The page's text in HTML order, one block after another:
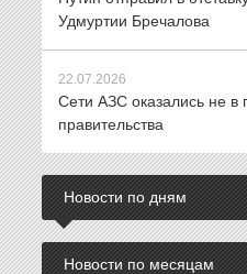
Удмуртии Бречалова
22.07.2026
Сети АЗС оказались не в
правительства
Новости по дням
Новости по месяцам